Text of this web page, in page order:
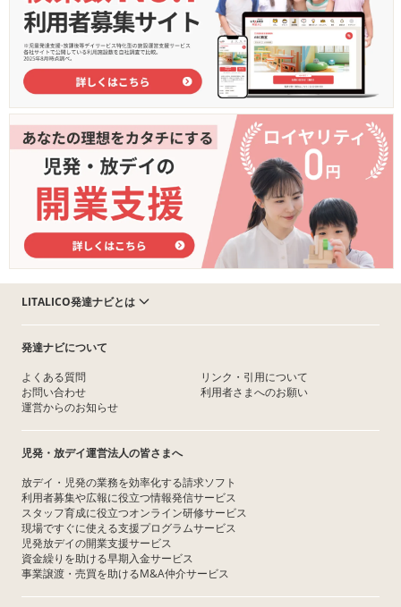
LITALICO発達ナビとは
発達ナビについて
よくある質問
お問い合わせ
運営からのお知らせ
リンク・引用について
利用者さまへのお願い
児発・放デイ運営法人の皆さまへ
放デイ・児発の業務を効率化する請求ソフト
利用者募集や広報に役立つ情報発信サービス
スタッフ育成に役立つオンライン研修サービス
現場ですぐに使える支援プログラムサービス
児発放デイの開業支援サービス
資金繰りを助ける早期入金サービス
事業譲渡・売買を助けるM&A仲介サービス